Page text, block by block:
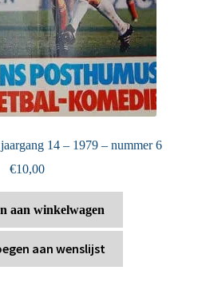
14 – 1979 – nummer 6
€10,00
aan winkelwagen
aan wenslijst